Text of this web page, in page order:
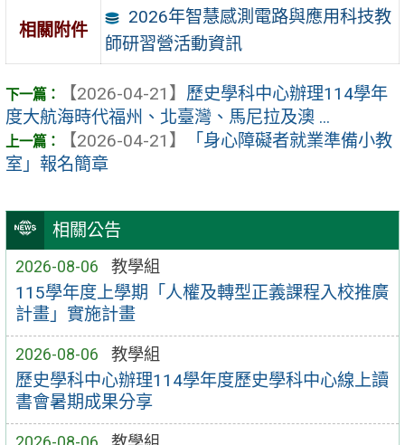
相關公告
2026-08-06 教學組
115學年度上學期「人權及轉型正義課程入校推廣
計畫」實施計畫
2026-08-06 教學組
歷史學科中心辦理114學年度歷史學科中心線上讀
書會暑期成果分享
相關附件
2026年智慧感測電路與應用科技教
師研習營活動資訊
【2026-04-21】 歷史學科中心辦理114學年
度大航海時代福州、北臺灣、馬尼拉及澳 ...
【2026-04-21】
「身心障礙者就業準備小教
室」報名簡章